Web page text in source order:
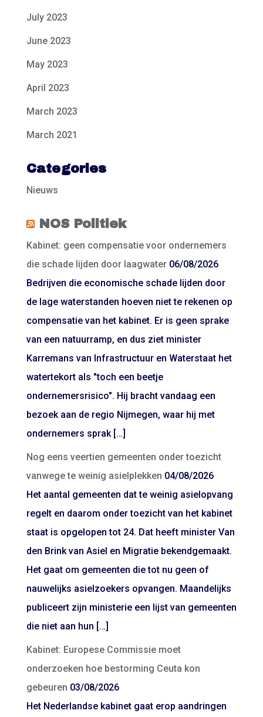
July 2023
June 2023
May 2023
April 2023
March 2023
March 2021
Categories
Nieuws
NOS Politiek
Kabinet: geen compensatie voor ondernemers
die schade lijden door laagwater 06/08/2026
Bedrijven die economische schade lijden door
de lage waterstanden hoeven niet te rekenen op
compensatie van het kabinet. Er is geen sprake
van een natuurramp, en dus ziet minister
Karremans van Infrastructuur en Waterstaat het
watertekort als "toch een beetje
ondernemersrisico". Hij bracht vandaag een
bezoek aan de regio Nijmegen, waar hij met
ondernemers sprak […]
Nog eens veertien gemeenten onder toezicht
vanwege te weinig asielplekken 04/08/2026
Het aantal gemeenten dat te weinig asielopvang
regelt en daarom onder toezicht van het kabinet
staat is opgelopen tot 24. Dat heeft minister Van
den Brink van Asiel en Migratie bekendgemaakt.
Het gaat om gemeenten die tot nu geen of
nauwelijks asielzoekers opvangen. Maandelijks
publiceert zijn ministerie een lijst van gemeenten
die niet aan hun […]
Kabinet: Europese Commissie moet
onderzoeken hoe bestorming Ceuta kon
gebeuren 03/08/2026
Het Nederlandse kabinet gaat erop aandringen